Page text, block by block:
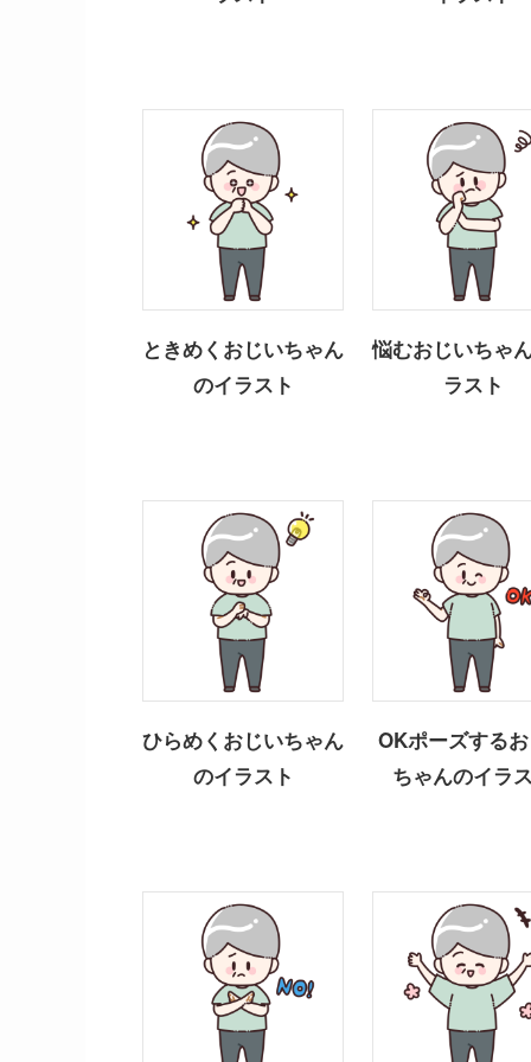
ときめくおじいちゃん
のイラスト
悩むおじいちゃ
ラスト
ひらめくおじいちゃん
のイラスト
OKポーズする
ちゃんのイラ